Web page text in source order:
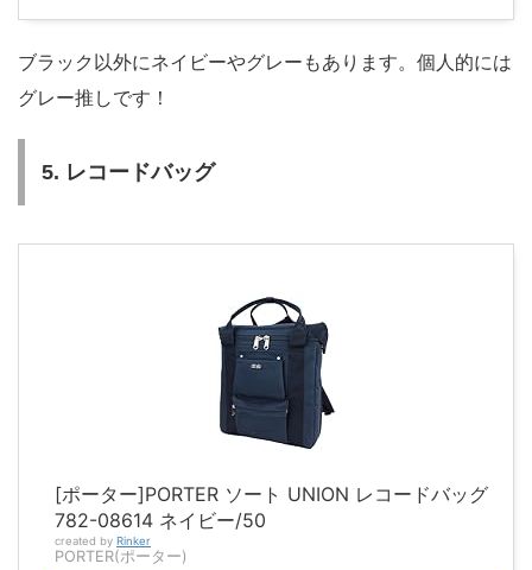
ブラック以外にネイビーやグレーもあります。個人的には
グレー推しです！
5. レコードバッグ
[ポーター]PORTER ソート UNION レコードバッグ
782-08614 ネイビー/50
created by Rinker
PORTER(ポーター)